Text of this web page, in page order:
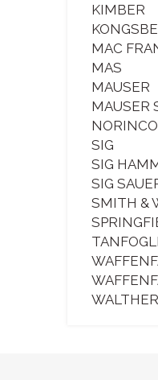
KIMBER
MAC
MAS
MAUSER
MAUSER
SIG
SIG
SIG
SMITH &
WALTHER